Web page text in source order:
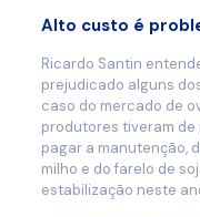
Alto custo é
Ricardo Santin
prejudicado alguns
caso do mercado de
produtores tiveram
pagar a manutenção,
milho e do farelo de
estabilização neste